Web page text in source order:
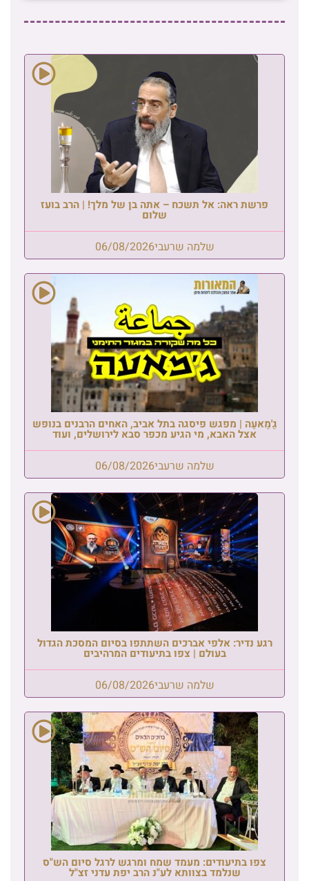
פרשת ראה: אל תשכח – אתה בן של מלך! | הרב בועז
שלום
שלמה שרעבי06/08/2026
גַ'מַאעַה | מפגש פיסגה בתל אביב, האחים הרבנים בנופש
אצל האבא, מי הגיע מכפר סבא לירושלים, ועוד
שלמה שרעבי06/08/2026
רגע נדיר: אלפי אברכים השתתפו בסיום המסכת הגדול
בעולם | צפו בתיעודים המרהיבים
שלמה שרעבי06/08/2026
צפו בתיעודים: מעמד שמח ומרגש לרגל סיום הש"ס
שנלמד בצוותא לע"נ הרב יפת עדני זצ"ל